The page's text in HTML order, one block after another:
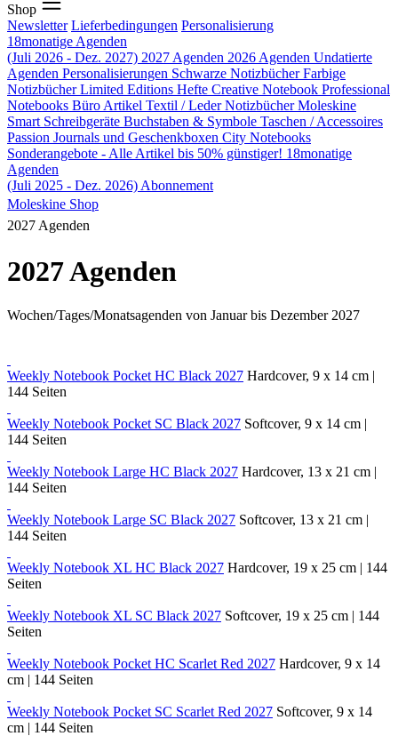
Shop
Newsletter Lieferbedingungen Personalisierung
18monatige Agenden
(Juli 2026 - Dez. 2027) 2027 Agenden 2026 Agenden Undatierte
Agenden Personalisierungen Schwarze NotizbücherFarbige
NotizbücherLimited Editions Hefte Creative Notebook Professional
Notebooks Büro Artikel Textil / Leder NotizbücherMoleskine
Smart Schreibgeräte Buchstaben & Symbole Taschen / Accessoires
Passion Journals und Geschenkboxen City Notebooks
Sonderangebote - Alle Artikel bis 50% günstiger! 18monatige
Agenden
(Juli 2025 - Dez. 2026) Abonnement
Moleskine Shop
2027 Agenden
2027 Agenden
Wochen/Tages/Monatsagenden von Januar bis Dezember 2027
Weekly Notebook Pocket HC Black 2027 Hardcover, 9 x 14 cm |
144 Seiten
Weekly Notebook Pocket SC Black 2027 Softcover, 9 x 14 cm |
144 Seiten
Weekly Notebook Large HC Black 2027 Hardcover, 13 x 21 cm |
144 Seiten
Weekly Notebook Large SC Black 2027 Softcover, 13 x 21 cm |
144 Seiten
Weekly Notebook XL HC Black 2027 Hardcover, 19 x 25 cm | 144
Seiten
Weekly Notebook XL SC Black 2027 Softcover, 19 x 25 cm | 144
Seiten
Weekly Notebook Pocket HC Scarlet Red 2027 Hardcover, 9 x 14
cm | 144 Seiten
Weekly Notebook Pocket SC Scarlet Red 2027 Softcover, 9 x 14
cm | 144 Seiten